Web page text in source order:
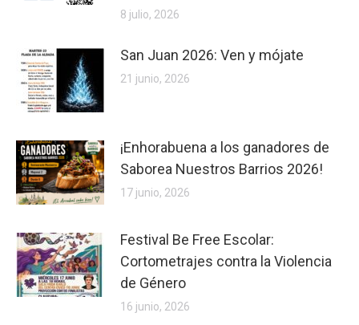
8 julio, 2026
San Juan 2026: Ven y mójate
21 junio, 2026
¡Enhorabuena a los ganadores de
Saborea Nuestros Barrios 2026!
17 junio, 2026
Festival Be Free Escolar:
Cortometrajes contra la Violencia
de Género
16 junio, 2026